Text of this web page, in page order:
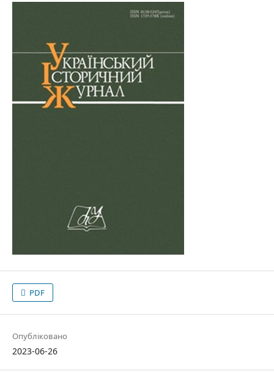
PDF
Опубліковано
2023-06-26